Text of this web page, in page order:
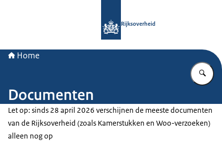
Rijksoverheid
Home
Documenten
Let op: sinds 28 april 2026 verschijnen de meeste documenten
van de Rijksoverheid (zoals Kamerstukken en Woo-verzoeken)
alleen nog op